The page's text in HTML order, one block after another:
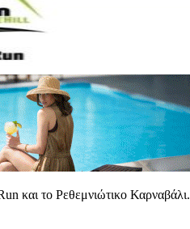
και το Ρεθεμνιώτικο Καρναβάλι.